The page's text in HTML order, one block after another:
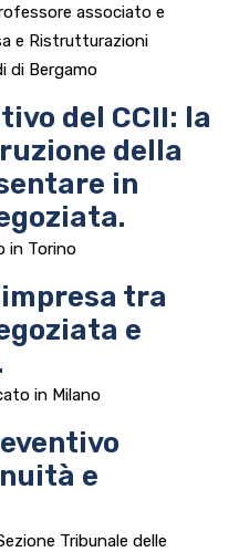
associato e
e Ristrutturazioni
di Bergamo
del CCII: la
della
in
in Torino
tra
e
in Milano
e
Tribunale delle